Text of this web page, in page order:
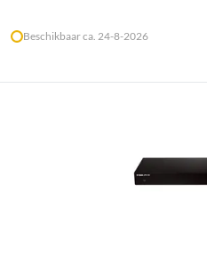
Beschikbaar ca. 24-8-2026